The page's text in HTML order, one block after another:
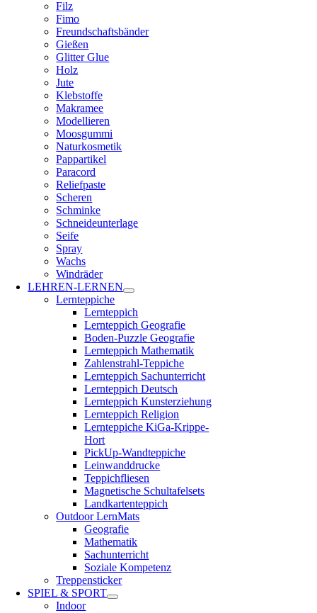
Filz
Fimo
Freundschaftsbänder
Gießen
Glitter Glue
Holz
Jute
Klebstoffe
Makramee
Modellieren
Moosgummi
Naturkosmetik
Pappartikel
Paracord
Reliefpaste
Scheren
Schminke
Schneideunterlage
Seife
Spray
Wachs
Windräder
LEHREN-LERNEN
Lernteppiche
Lernteppich
Lernteppich Geografie
Boden-Puzzle Geografie
Lernteppich Mathematik
Zahlenstrahl-Teppiche
Lernteppich Sachunterricht
Lernteppich Deutsch
Lernteppich Kunsterziehung
Lernteppich Religion
Lernteppiche KiGa-Krippe-
Hort
PickUp-Wandteppiche
Leinwanddrucke
Teppichfliesen
Magnetische Schultafelsets
Landkartenteppich
Outdoor LernMats
Geografie
Mathematik
Sachunterricht
Soziale Kompetenz
Treppensticker
SPIEL & SPORT
Indoor